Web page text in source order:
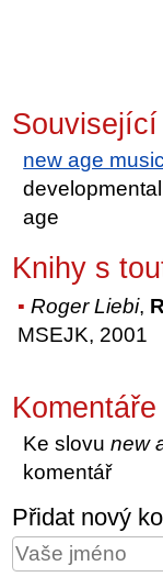
new age music
age
Knihy s
Roger Liebi,
MSEJK, 2001
Komentáře
Ke slovunew
komentář
Přidat nový